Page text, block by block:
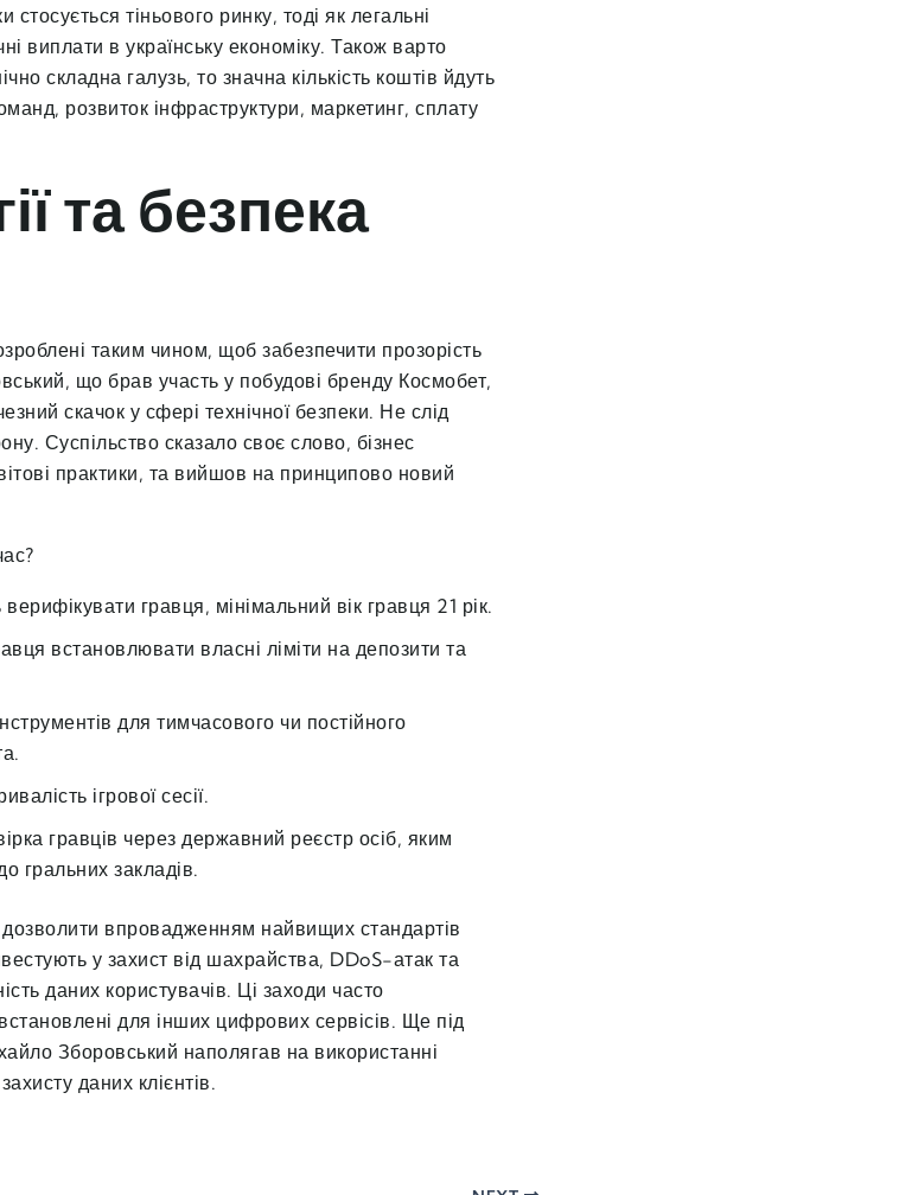
тіньового ринку, тоді як легальні
виплати в українську економіку. Також варто
складна галузь, то значна кількість коштів йдуть
розвиток інфраструктури, маркетинг, сплату
та безпека
таким чином, щоб забезпечити прозорість
що брав участь у побудові бренду Космобет,
скачок у сфері технічної безпеки. Не слід
Суспільство сказало своє слово, бізнес
практики, та вийшов на принципово новий
гравця, мінімальний вік гравця 21 рік.
встановлювати власні ліміти на депозити та
для тимчасового чи постійного
ігрової сесії.
гравців через державний реєстр осіб, яким
гральних закладів.
впровадженням найвищих стандартів
у захист від шахрайства, DDoS-атак та
даних користувачів. Ці заходи часто
для інших цифрових сервісів. Ще під
Зборовський наполягав на використанні
даних клієнтів.